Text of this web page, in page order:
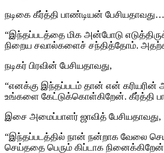
நடிகை கீர்த்தி பாண்டியன் பேசியதாவது…
“இந்தப்படத்தை மிக அன்போடு
நிறைய சவால்களைச் சந்தித்தோம்.
நடிகர் பிரவின் பேசியதாவது,
“எனக்கு இந்தப்படம் தான் என் கரியரின்
உங்களை கேட்டுக்கொள்கிறேன். கீர்த்தி
இசை அமைப்பாளர் ஜாவித் பேசியதாவது,
“இந்தப்படத்தில் நான் நன்றாக வேலை
செய்ததை பெரும் கிப்டாக